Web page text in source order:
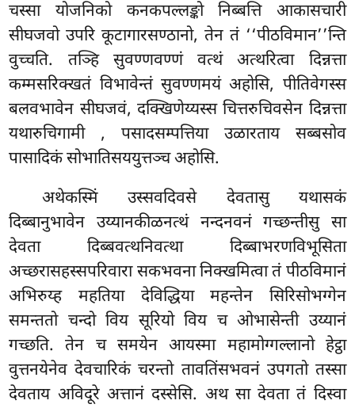
चस्सा योजनिको कनकपल्लङ्को निब्बत्ति आकासचारी
सीघजवो उपरि कूटागारसण्ठानो, तेन तं ‘‘पीठविमान’’न्ति
वुच्चति. तञ्हि सुवण्णवण्णं वत्थं अत्थरित्वा दिन्नत्ता
कम्मसरिक्खतं विभावेन्तं सुवण्णमयं अहोसि, पीतिवेगस्स
बलवभावेन सीघजवं, दक्खिणेय्यस्स चित्तरुचिवसेन दिन्नत्ता
यथारुचिगामी , पसादसम्पत्तिया उळारताय सब्बसोव
पासादिकं सोभातिसययुत्तञ्च अहोसि.
अथेकस्मिं उस्सवदिवसे देवतासु यथासकं
दिब्बानुभावेन उय्यानकीळनत्थं नन्दनवनं गच्छन्तीसु सा
देवता दिब्बवत्थनिवत्था दिब्बाभरणविभूसिता
अच्छरासहस्सपरिवारा सकभवना निक्खमित्वा तं पीठविमानं
अभिरुय्ह महतिया देविद्धिया महन्तेन सिरिसोभग्गेन
समन्ततो चन्दो विय सूरियो विय च ओभासेन्ती उय्यानं
गच्छति. तेन च समयेन आयस्मा महामोग्गल्लानो हेट्ठा
वुत्तनयेनेव देवचारिकं चरन्तो तावतिंसभवनं उपगतो तस्सा
देवताय अविदूरे अत्तानं दस्सेसि. अथ सा देवता तं दिस्वा